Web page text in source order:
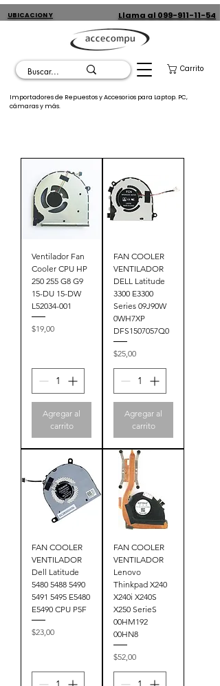
UBICACION Y
Llama al 099-911-11-54
Carrito
Importadores de Repuestos y Accesorios para Laptop. PC,
cámaras y más.
Ventilador Fan
Cooler CPU HP
250 255 G8 G9
15-DU 15-DW
L52034-001
Precio
$19,00
Agregar al
carrito
FAN COOLER
VENTILADOR
DELL Latitude
3300 E3300
Series 09J90W
0WH7XP
DFS1507057Q0
Precio
$25,00
Agregar al
carrito
FAN COOLER
VENTILADOR
Dell Latitude
5480 5488 5490
5491 5495 E5480
E5490 CPU P5F
Precio
$23,00
FAN COOLER
VENTILADOR
Lenovo
Thinkpad X240
X240i X240S
X250 SerieS
00HM192
00HN8
Precio
$52,00